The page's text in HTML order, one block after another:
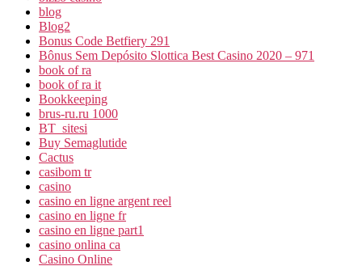
blog
Blog2
Bonus Code Betfiery 291
Bônus Sem Depósito Slottica Best Casino 2020 – 971
book of ra
book of ra it
Bookkeeping
brus-ru.ru 1000
BT_sitesi
Buy Semaglutide
Cactus
casibom tr
casino
casino en ligne argent reel
casino en ligne fr
casino en ligne part1
casino onlina ca
Casino Online